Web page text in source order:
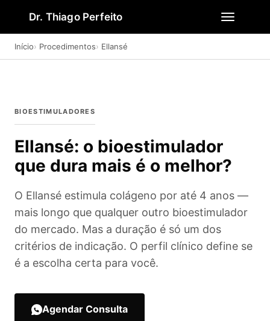
Dr. Thiago Perfeito
Início Procedimentos Ellansé
BIOESTIMULADORES
Ellansé: o bioestimulador
que dura mais é o melhor?
O Ellansé estimula colágeno por até 4 anos —
mais longo que qualquer outro bioestimulador
do mercado. Mas a duração é só um dos
critérios de indicação. O perfil clínico define se
é a escolha certa para você.
Agendar Consulta